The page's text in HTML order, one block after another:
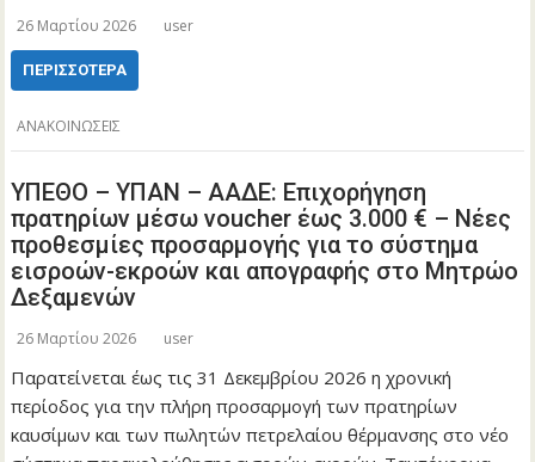
26 Μαρτίου 2026 user
ΠΕΡΙΣΣΌΤΕΡΑ
ΑΝΑΚΟΙΝΩΣΕΙΣ
ΥΠΕΘΟ – ΥΠΑΝ – ΑΑΔΕ: Επιχορήγηση
πρατηρίων μέσω voucher έως 3.000 € – Νέες
προθεσμίες προσαρμογής για το σύστημα
εισροών-εκροών και απογραφής στο Μητρώο
Δεξαμενών
26 Μαρτίου 2026 user
Παρατείνεται έως τις 31 Δεκεμβρίου 2026 η χρονική
περίοδος για την πλήρη προσαρμογή των πρατηρίων
καυσίμων και των πωλητών πετρελαίου θέρμανσης στο νέο